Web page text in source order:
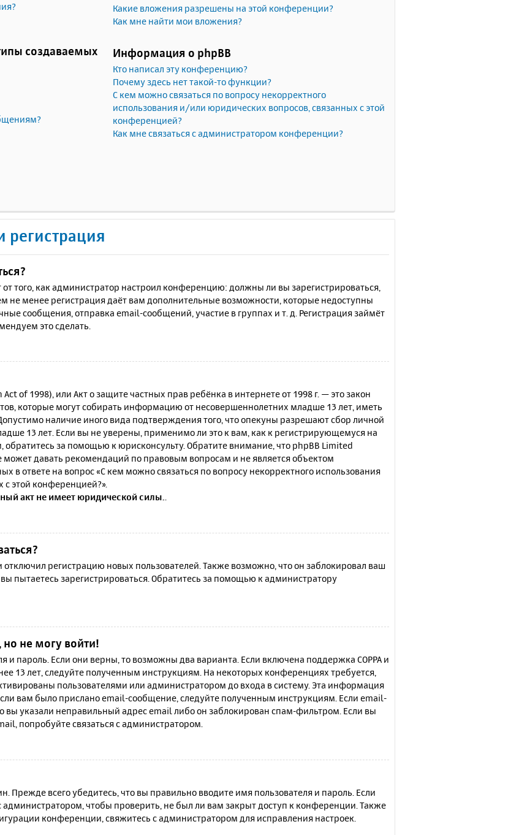
создаваемых
Какие вложения разрешены на этой конференции?
Как мне найти мои вложения?
Информация о phpBB
Кто написал эту конференцию?
Почему здесь нет такой-то функции?
С кем можно связаться по вопросу некорректного
использования и/или юридических вопросов, связанных с этой
конференцией?
Как мне связаться с администратором конференции?
регистрация
от того, как администратор настроил конференцию: должны ли вы зарегистрироваться,
не менее регистрация даёт вам дополнительные возможности, которые недоступны
сообщения, отправка email-сообщений, участие в группах и т. д. Регистрация займёт
это сделать.
of 1998), или Акт о защите частных прав ребёнка в интернете от 1998 г. — это закон
которые могут собирать информацию от несовершеннолетних младше 13 лет, иметь
наличие иного вида подтверждения того, что опекуны разрешают сбор личной
13 лет. Если вы не уверены, применимо ли это к вам, как к регистрирующемуся на
за помощью к юрисконсульту. Обратите внимание, что phpBB Limited
давать рекомендаций по правовым вопросам и не является объектом
в ответе на вопрос «С кем можно связаться по вопросу некорректного использования
этой конференцией?».
акт не имеет юридической силы..
регистрацию новых пользователей. Также возможно, что он заблокировал ваш
пытаетесь зарегистрироваться. Обратитесь за помощью к администратору
но не могу войти!
и пароль. Если они верны, то возможны два варианта. Если включена поддержка COPPA и
13 лет, следуйте полученным инструкциям. На некоторых конференциях требуется,
пользователями или администратором до входа в систему. Эта информация
вам было прислано email-сообщение, следуйте полученным инструкциям. Если email-
вы указали неправильный адрес email либо он заблокирован спам-фильтром. Если вы
попробуйте связаться с администратором.
Прежде всего убедитесь, что вы правильно вводите имя пользователя и пароль. Если
чтобы проверить, не был ли вам закрыт доступ к конференции. Также
конференции, свяжитесь с администратором для исправления настроек.